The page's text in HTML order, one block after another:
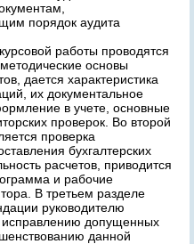
порядок аудита
работы проводятся
основы
дается характеристика
их документальное
в учете, основные
проверок. Во второй
проверка
бухгалтерских
расчетов, приводится
и рабочие
В третьем разделе
руководителю
исправлению допущенных
данной